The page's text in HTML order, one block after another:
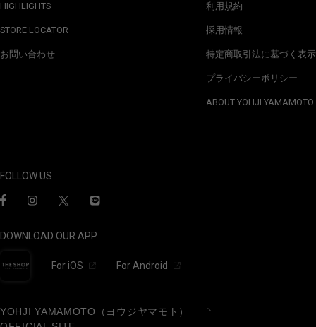
HIGHLIGHTS
STORE LOCATOR
お問い合わせ
利用規約
採用情報
特定商取引法に基づく表示
プライバシーポリシー
ABOUT YOHJI YAMAMOTO
FOLLOW US
DOWNLOAD OUR APP
For iOS For Android
YOHJI YAMAMOTO（ヨウジヤマモト）